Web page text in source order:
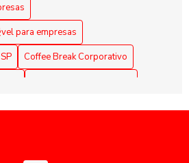
Empresas: Benefícios e Práticas
empresas: como implementar e os
para empresas
Coffee Break Corporativo